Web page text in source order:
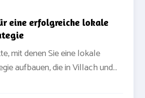
eine erfolgreiche lokale
mit denen Sie eine lokale
aufbauen, die in Villach und